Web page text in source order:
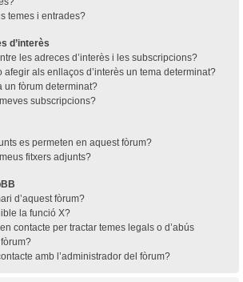
temes i entrades?
d’interès
les adreces d’interès i les subscripcions?
afegir als enllaços d’interès un tema determinat?
un fòrum determinat?
subscripcions?
es permeten en aquest fòrum?
fitxers adjunts?
d’aquest fòrum?
la funció X?
contacte per tractar temes legals o d’abús
amb l’administrador del fòrum?